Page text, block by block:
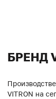
БРЕНД
VITRON на